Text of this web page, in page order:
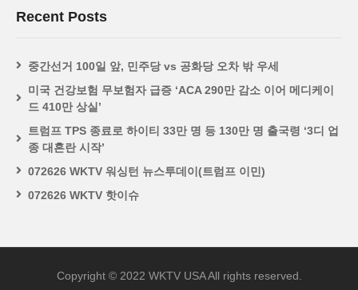
Recent Posts
중간선거 100일 앞, 민주당 vs 공화당 오차 밖 우세
미국 건강보험 무보험자 급증 ‘ACA 290만 감소 이어 메디케이
드 410만 상실’
트럼프 TPS 종료로 하이티 33만 명 등 130만 명 출국령 ‘3디 업
종 대혼란 시작’
072626 WKTV 워싱턴 뉴스투데이(트럼프 이민)
072626 WKTV 핫이슈
Copyright © 2022 WKTV USA All rights reserved.